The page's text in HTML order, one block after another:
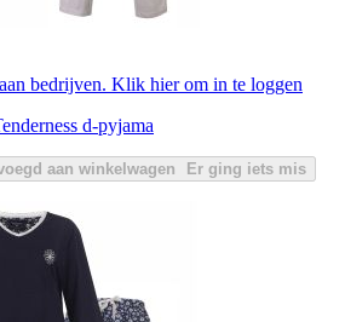
bedrijven. Klik hier om in te loggen
d-pyjama
aan winkelwagen Er ging iets mis